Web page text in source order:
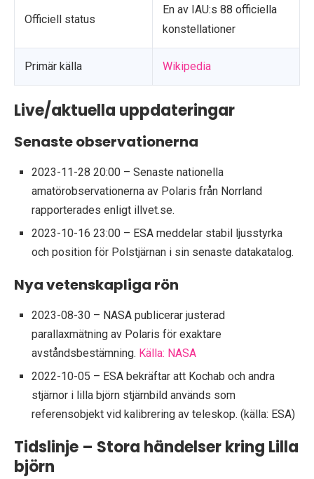
Officiell status
En av IAU:s 88 officiella
konstellationer
Primär källa Wikipedia
Live/aktuella uppdateringar
Senaste observationerna
2023-11-28 20:00 – Senaste nationella
amatörobservationerna av Polaris från Norrland
rapporterades enligt illvet.se.
2023-10-16 23:00 – ESA meddelar stabil ljusstyrka
och position för Polstjärnan i sin senaste datakatalog.
Nya vetenskapliga rön
2023-08-30 – NASA publicerar justerad
parallaxmätning av Polaris för exaktare
avståndsbestämning. Källa: NASA
2022-10-05 – ESA bekräftar att Kochab och andra
stjärnor i lilla björn stjärnbild används som
referensobjekt vid kalibrering av teleskop. (källa: ESA)
Tidslinje – Stora händelser kring Lilla
björn